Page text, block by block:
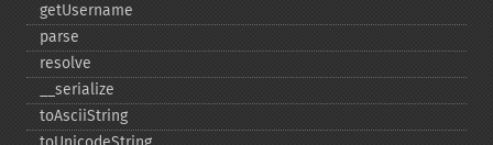
getUsername
parse
resolve
_​_​serialize
toAsciiString